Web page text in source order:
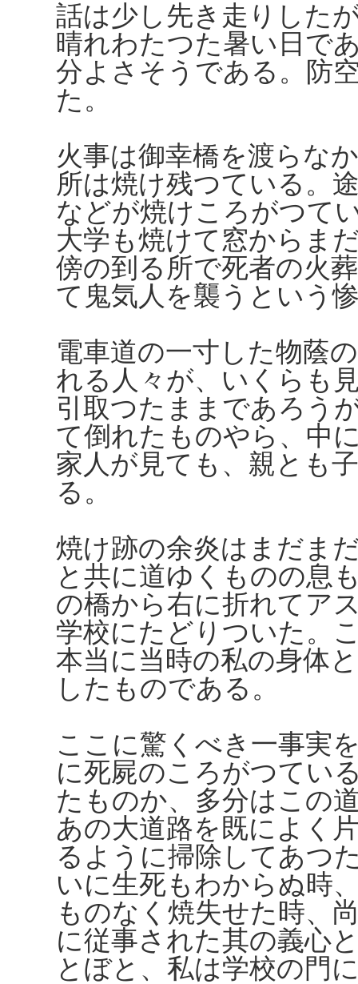
話は少し先き走りした
晴れわたつた暑い日で
分よさそうである。防
た。
火事は御幸橋を渡らな
所は焼け残つている。
などが焼けころがつて
大学も焼けて窓からま
傍の到る所で死者の火
て鬼気人を襲うという
電車道の一寸した物蔭
れる人々が、いくらも
引取つたままであろう
て倒れたものやら、中
家人が見ても、親とも
る。
焼け跡の余炎はまだま
と共に道ゆくものの息
の橋から右に折れてア
学校にたどりついた。
本当に当時の私の身体
したものである。
ここに驚くべき一事実
に死屍のころがつてい
たものか、多分はこの
あの大道路を既によく
るように掃除してあつ
いに生死もわからぬ時
ものなく焼失せた時、
に従事された其の義心
とぼと、私は学校の門